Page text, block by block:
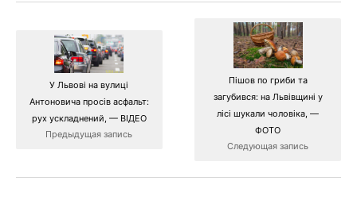
У Львові на вулиці
Антоновича просів асфальт:
рух ускладнений, — ВІДЕО
Предыдущая запись
Пішов по гриби та
загубився: на Львівщині у
лісі шукали чоловіка, —
ФОТО
Следующая запись